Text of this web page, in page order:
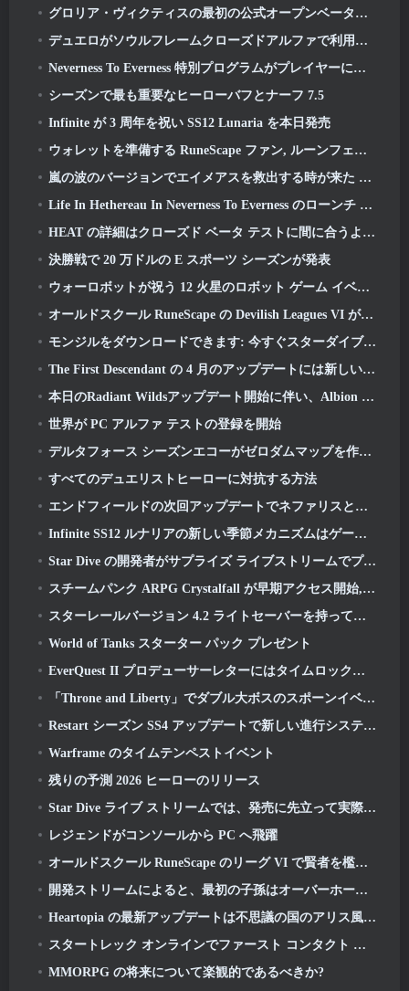
グロリア・ヴィクティスの最初の公式オープンベータプレイテストが本日キックオフ
デュエロがソウルフレームクローズドアルファで利用可能に
Neverness To Everness 特別プログラムがプレイヤーにローンチ時に何を期待するかを知らせます
シーズンで最も重要なヒーローバフとナーフ 7.5
Infinite が 3 周年を祝い SS12 Lunaria を本日発売
ウォレットを準備する RuneScape ファン, ルーンフェストチケット発売間近
嵐の波のバージョンでエイメアスを救出する時が来た 3.3 アップデート
Life In Hethereau In Neverness To Everness のローンチ ゲームプレイ プレビュー ビデオをご覧ください
HEAT の詳細はクローズド ベータ テストに間に合うように
決勝戦で 20 万ドルの E スポーツ シーズンが発表
ウォーロボットが祝う 12 火星のロボット ゲーム イベントの年
オールドスクール RuneScape の Devilish Leagues VI が本日発売
モンジルをダウンロードできます: 今すぐスターダイブクライアント
The First Descendant の 4 月のアップデートには新しいエンドゲーム コンテンツのベータ版が含まれます
本日のRadiant Wildsアップデート開始に伴い、Albion Onlineのビジュアルオーバーホールが終了
世界が PC アルファ テストの登録を開始
デルタフォース シーズンエコーがゼロダムマップを作り直し、作戦ゲームプレイを拡張
すべてのデュエリストヒーローに対抗する方法
エンドフィールドの次回アップデートでネファリスとの戦いが始まる
Infinite SS12 ルナリアの新しい季節メカニズムはゲームへの「最大の追加」の 1 つです
Star Dive の開発者がサプライズ ライブストリームでプレイヤーの質問に答える
スチームパンク ARPG Crystalfall が早期アクセス開始, しかし、いくつかのねじれがないわけではありません
スターレールバージョン 4.2 ライトセーバーを持ってくる, ヌンチャック, ドラマーの先駆者と高揚感の発散者
World of Tanks スターター パック プレゼント
EverQuest II プロデューサーレターにはタイムロック拡張サーバーの詳細が記載されています
「Throne and Liberty」でダブル大ボスのスポーンイベントが開始
Restart シーズン SS4 アップデートで新しい進行システムが導入
Warframe のタイムテンペストイベント
残りの予測 2026 ヒーローのリリース
Star Dive ライブ ストリームでは、発売に先立って実際のゲームの様子をご覧いただけます
レジェンドがコンソールから PC へ飛躍
オールドスクール RuneScape のリーグ VI で賢者を檻から救い出す準備をしましょう: 悪魔の契約
開発ストリームによると、最初の子孫はオーバーホールを受けています
Heartopia の最新アップデートは不思議の国のアリス風に変身
スタートレック オンラインでファースト コンタクト デーを祝い、ノーベル インテル巡洋戦艦の新バージョンを獲得しましょう
MMORPG の将来について楽観的であるべきか?